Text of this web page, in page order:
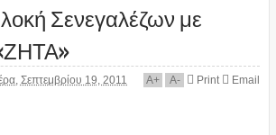
Σενεγαλέζων με
Σεπτεμβρίου 19, 2011 A+ A- Print Email